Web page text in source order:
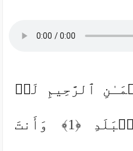
ٱلرَّحِیمِ لَاۤ
﴿1﴾ وَأَنتَ